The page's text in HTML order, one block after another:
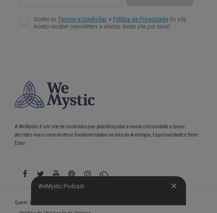
A WeMystic é um site de conteúdos que poderão ajudar a nossa comunidade a tomar
decisões mais conscientes e fundamentadas na área da Astrologia, Espiritualidade e Bem-
Estar.
WeMystic Podcast
Quem somos